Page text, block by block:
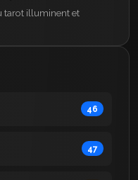
tarot illuminent et
46
47